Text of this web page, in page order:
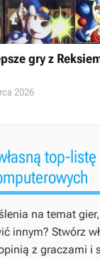
gry z
2026
top-
na temat
innym? Stwórz
z graczami i